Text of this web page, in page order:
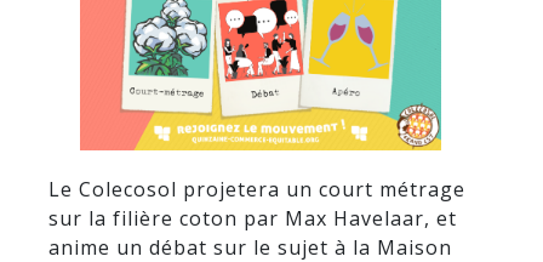
Le Colecosol projetera un court métrage
sur la filière coton par Max Havelaar, et
anime un débat sur le sujet à la Maison